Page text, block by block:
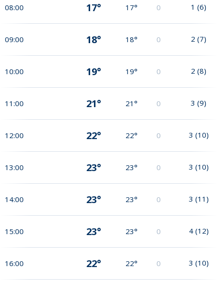
08:00 17° 17° 0 1 (6)
09:00 18° 18° 0 2 (7)
10:00 19° 19° 0 2 (8)
11:00 21° 21° 0 3 (9)
12:00 22° 22° 0 3 (10)
13:00 23° 23° 0 3 (10)
14:00 23° 23° 0 3 (11)
15:00 23° 23° 0 4 (12)
16:00 22° 22° 0 3 (10)